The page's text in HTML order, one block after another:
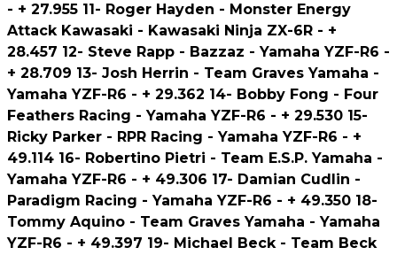
- + 27.955 11- Roger Hayden - Monster Energy
Attack Kawasaki - Kawasaki Ninja ZX-6R - +
28.457 12- Steve Rapp - Bazzaz - Yamaha YZF-R6 -
+ 28.709 13- Josh Herrin - Team Graves Yamaha -
Yamaha YZF-R6 - + 29.362 14- Bobby Fong - Four
Feathers Racing - Yamaha YZF-R6 - + 29.530 15-
Ricky Parker - RPR Racing - Yamaha YZF-R6 - +
49.114 16- Robertino Pietri - Team E.S.P. Yamaha -
Yamaha YZF-R6 - + 49.306 17- Damian Cudlin -
Paradigm Racing - Yamaha YZF-R6 - + 49.350 18-
Tommy Aquino - Team Graves Yamaha - Yamaha
YZF-R6 - + 49.397 19- Michael Beck - Team Beck